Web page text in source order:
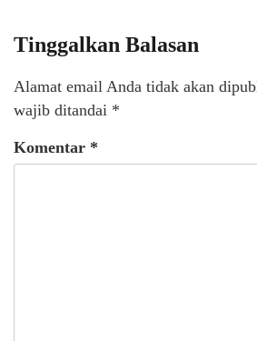
Tinggalkan Balasan
Alamat email Anda tidak akan
wajib ditandai *
Komentar *